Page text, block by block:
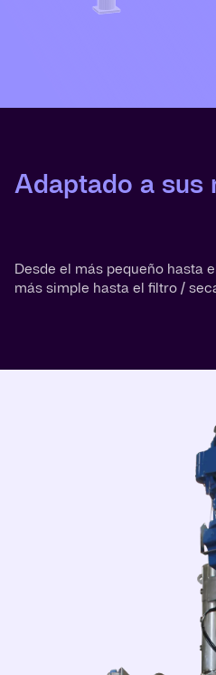
Adaptado a sus
Desde el más pequeño hasta
más simple hasta el filtro /